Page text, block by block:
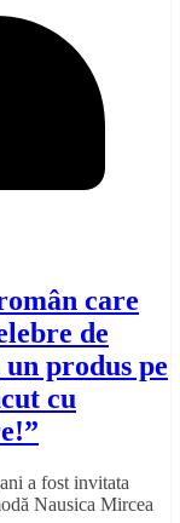
care
de
produs pe
cu
a fost invitata
Nausica Mircea